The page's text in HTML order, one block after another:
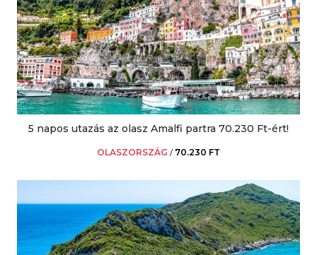
5 napos utazás az olasz Amalfi partra 70.230 Ft-ért!
OLASZORSZÁG / 70.230 FT